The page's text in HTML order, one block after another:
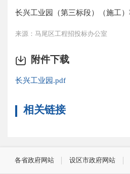
长兴工业园（第三标段）（施工
来源：马尾区工程招投标办公室
附件下载
长兴工业园.pdf
相关链接
各省政府网站 设区市政府网站